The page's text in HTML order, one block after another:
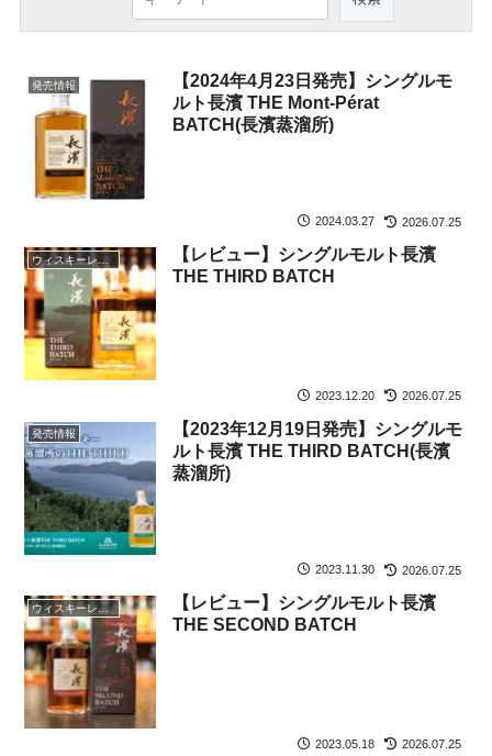
発売情報
【2024年4月23日発売】シングルモ
ルト長濱 THE Mont-Pérat
BATCH(長濱蒸溜所)
2024.03.27 2026.07.25
ウィスキーレビュー
【レビュー】シングルモルト長濱
THE THIRD BATCH
2023.12.20 2026.07.25
発売情報
【2023年12月19日発売】シングルモ
ルト長濱 THE THIRD BATCH(長濱
蒸溜所)
2023.11.30 2026.07.25
ウィスキーレビュー
【レビュー】シングルモルト長濱
THE SECOND BATCH
2023.05.18 2026.07.25